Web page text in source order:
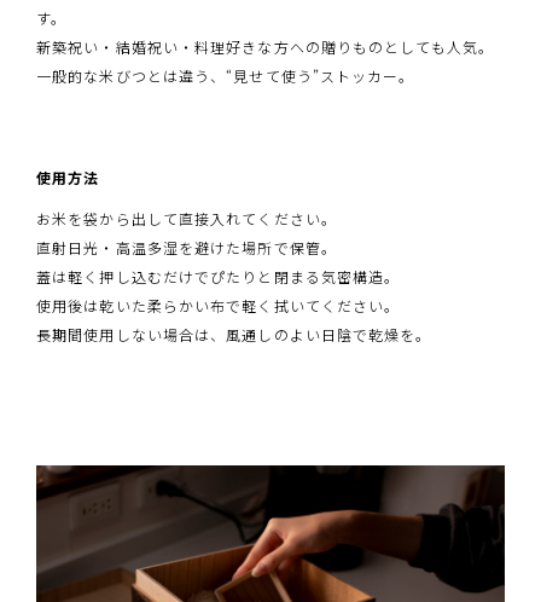
す。
新築祝い・結婚祝い・料理好きな方への贈りものとしても人気。
一般的な米びつとは違う、“見せて使う”ストッカー。
使用方法
お米を袋から出して直接入れてください。
直射日光・高温多湿を避けた場所で保管。
蓋は軽く押し込むだけでぴたりと閉まる気密構造。
使用後は乾いた柔らかい布で軽く拭いてください。
長期間使用しない場合は、風通しのよい日陰で乾燥を。